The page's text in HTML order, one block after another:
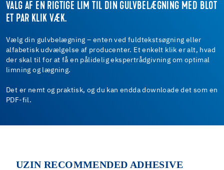
VALG AF EN RIGTIGE LIM TIL DIN GULVBELÆGNING MED BLOT
ET PAR KLIK VÆK.
Vælg din gulvbelægning – enten ved fuldtekstsøgning eller
alfabetisk udvælgelse af producenter. Et enkelt klik er alt, hvad
der skal til for at få en pålidelig ekspertrådgivning om optimal
limning og lægning.
Det er nemt og praktisk, og du kan endda downloade det som en
PDF-fil.